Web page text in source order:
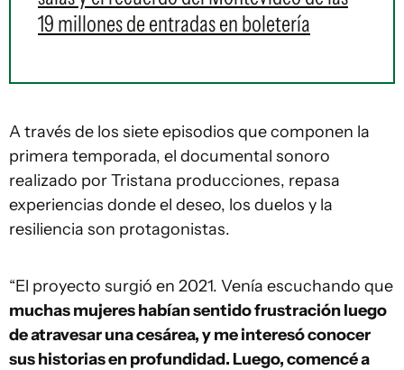
19 millones de entradas en boletería
A través de los siete episodios que componen la
primera temporada, el documental sonoro
realizado por Tristana producciones, repasa
experiencias donde el deseo, los duelos y la
resiliencia son protagonistas.
“El proyecto surgió en 2021. Venía escuchando que
muchas mujeres habían sentido frustración luego
de atravesar una cesárea, y me interesó conocer
sus historias en profundidad. Luego, comencé a